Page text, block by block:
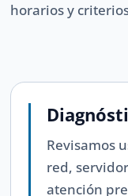
horarios y
Revisamos
red,
atención